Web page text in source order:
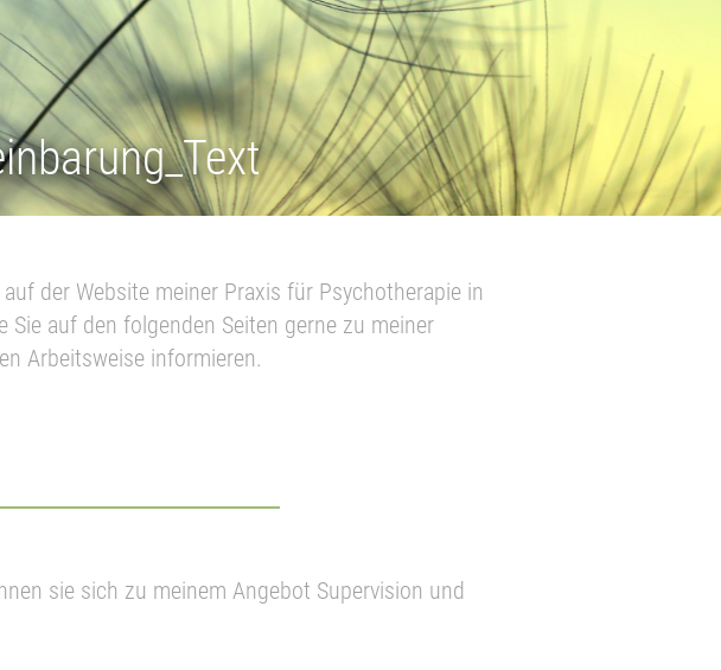
der Website meiner Praxis für Psychotherapie in
Sie auf den folgenden Seiten gerne zu meiner
Arbeitsweise informieren.
sie sich zu meinem Angebot Supervision und